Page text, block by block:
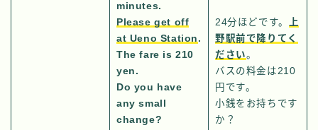
minutes.
Please get off
at Ueno Station .
The fare is 210
yen.
Do you have
any small
change?
24分ほどです。
上
野駅前で降りてく
ださい。
バスの料金は210
円です。
小銭をお持ちです
か？